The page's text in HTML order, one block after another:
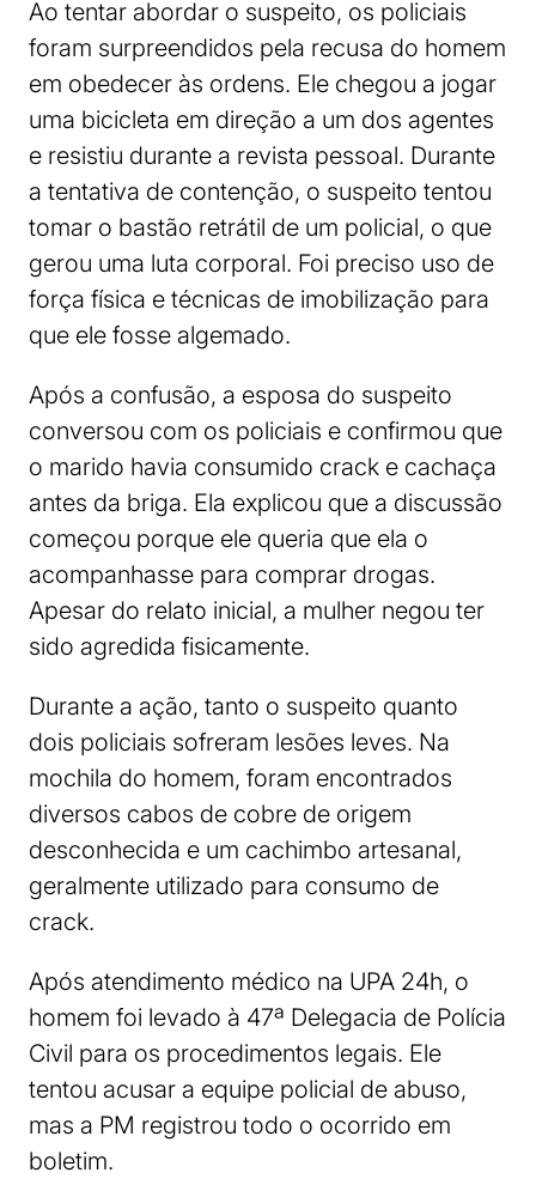
Ao tentar abordar o suspeito, os policiais
foram surpreendidos pela recusa do homem
em obedecer às ordens. Ele chegou a jogar
uma bicicleta em direção a um dos agentes
e resistiu durante a revista pessoal. Durante
a tentativa de contenção, o suspeito tentou
tomar o bastão retrátil de um policial, o que
gerou uma luta corporal. Foi preciso uso de
força física e técnicas de imobilização para
que ele fosse algemado.
Após a confusão, a esposa do suspeito
conversou com os policiais e confirmou que
o marido havia consumido crack e cachaça
antes da briga. Ela explicou que a discussão
começou porque ele queria que ela o
acompanhasse para comprar drogas.
Apesar do relato inicial, a mulher negou ter
sido agredida fisicamente.
Durante a ação, tanto o suspeito quanto
dois policiais sofreram lesões leves. Na
mochila do homem, foram encontrados
diversos cabos de cobre de origem
desconhecida e um cachimbo artesanal,
geralmente utilizado para consumo de
crack.
Após atendimento médico na UPA 24h, o
homem foi levado à 47ª Delegacia de Polícia
Civil para os procedimentos legais. Ele
tentou acusar a equipe policial de abuso,
mas a PM registrou todo o ocorrido em
boletim.